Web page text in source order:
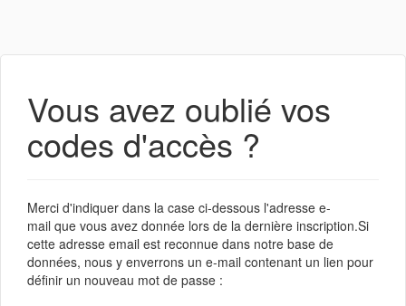
Vous avez oublié vos
codes d'accès ?
Merci d'indiquer dans la case ci-dessous l'adresse e-
mail que vous avez donnée lors de la dernière inscription.Si
cette adresse email est reconnue dans notre base de
données, nous y enverrons un e-mail contenant un lien pour
définir un nouveau mot de passe :